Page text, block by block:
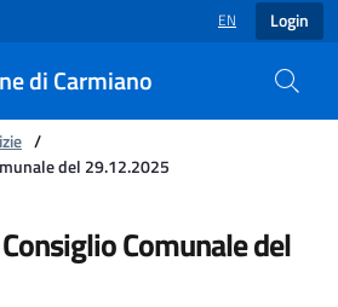
LANGUAGE
EN Login
di Carmiano
/
del 29.12.2025
Comunale del
Comunale del